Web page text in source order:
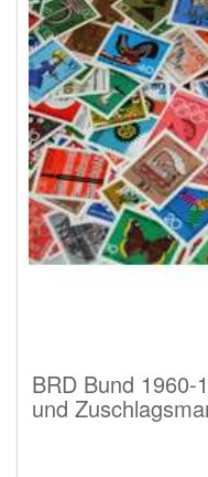
BRD Bund 1960-
und